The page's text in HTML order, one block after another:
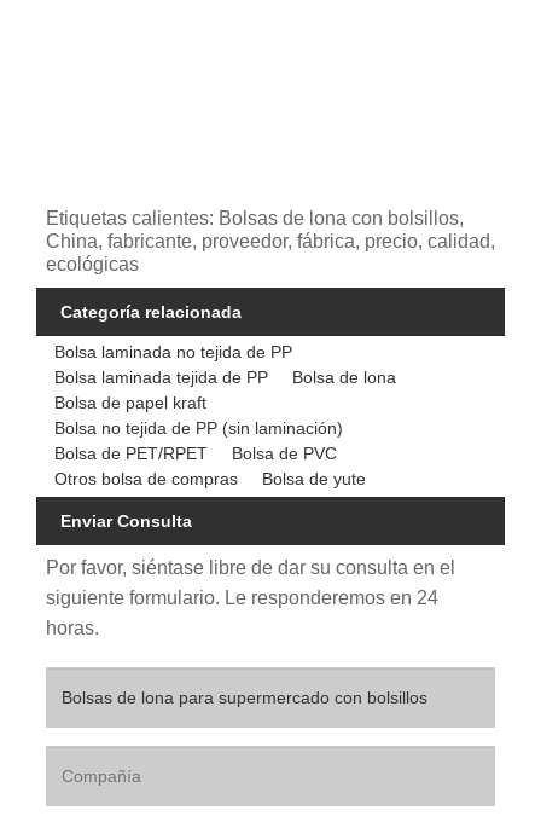
Etiquetas calientes: Bolsas de lona con bolsillos,
China, fabricante, proveedor, fábrica, precio, calidad,
ecológicas
Categoría relacionada
Bolsa laminada no tejida de PP
Bolsa laminada tejida de PP
Bolsa de lona
Bolsa de papel kraft
Bolsa no tejida de PP (sin laminación)
Bolsa de PET/RPET
Bolsa de PVC
Otros bolsa de compras
Bolsa de yute
Enviar Consulta
Por favor, siéntase libre de dar su consulta en el
siguiente formulario. Le responderemos en 24
horas.